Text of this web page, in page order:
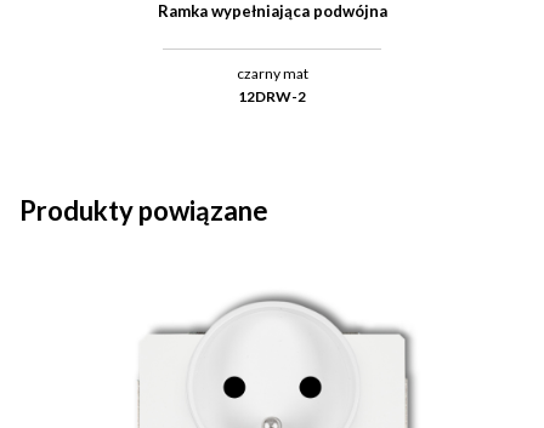
Ramka wypełniająca podwójna
czarny mat
12DRW-2
Produkty powiązane